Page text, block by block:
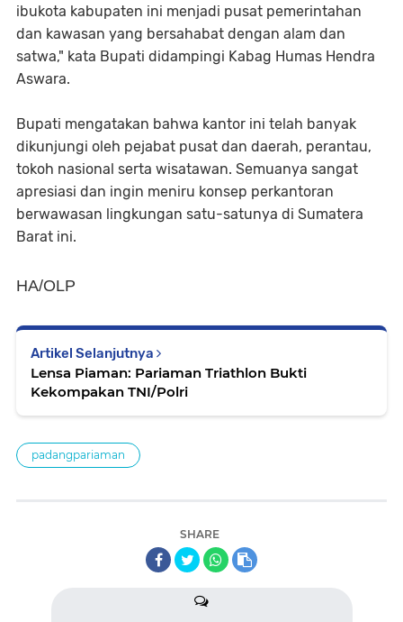
ibukota kabupaten ini menjadi pusat pemerintahan
dan kawasan yang bersahabat dengan alam dan
satwa," kata Bupati didampingi Kabag Humas Hendra
Aswara.
Bupati mengatakan bahwa kantor ini telah banyak
dikunjungi oleh pejabat pusat dan daerah, perantau,
tokoh nasional serta wisatawan. Semuanya sangat
apresiasi dan ingin meniru konsep perkantoran
berwawasan lingkungan satu-satunya di Sumatera
Barat ini.
HA/OLP
Artikel Selanjutnya
Lensa Piaman: Pariaman Triathlon Bukti
Kekompakan TNI/Polri
padangpariaman
SHARE